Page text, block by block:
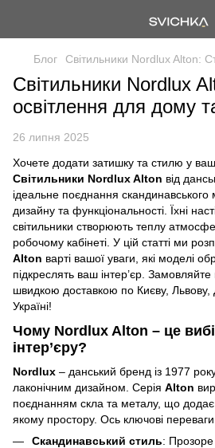
Блог Світильники Nordlux Alton:
Світильники Nordlux
освітлення для дому
26 липня 2025
Хочете додати затишку та стилю у
Світильники Nordlux Alton від
ідеальне поєднання скандинавського
дизайну та функціональності. Їхні
світильники створюють теплу
робочому кабінеті. У цій статті ми
Alton варті вашої уваги, які моделі
підкреслять ваш інтер’єр.
швидкою доставкою по Києву, Львову,
Україні!
Чому Nordlux Alton – це
інтер’єру?
Nordlux – данський бренд із 1977
лаконічним дизайном. Серія Alton
поєднанням скла та металу, що додає
якому простору. Ось ключові
Скандинавський стиль: